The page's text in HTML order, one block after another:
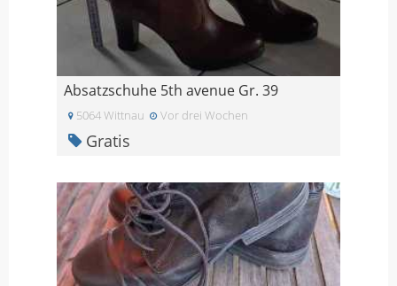
Absatzschuhe 5th avenue Gr. 39
5064 Wittnau Vor drei Wochen
Gratis